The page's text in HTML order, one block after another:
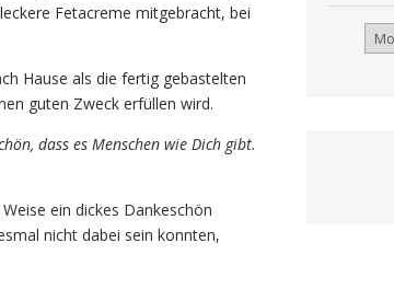
Fetacreme mitgebracht, bei
Hause als die fertig gebastelten
guten Zweck erfüllen wird.
dass es Menschen wie Dich gibt.
ein dickes Dankeschön
nicht dabei sein konnten,
Archiv